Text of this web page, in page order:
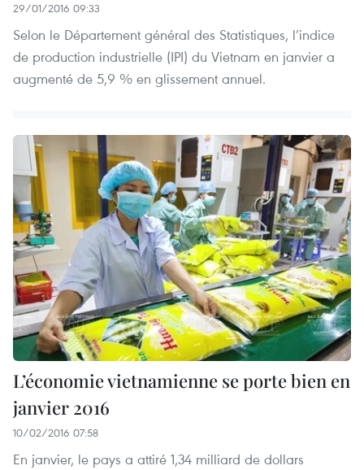
29/01/2016 09:33
Selon le Département général des Statistiques, l’indice
de production industrielle (IPI) du Vietnam en janvier a
augmenté de 5,9 % en glissement annuel.
L’économie vietnamienne se porte bien en
janvier 2016
10/02/2016 07:58
En janvier, le pays a attiré 1,34 milliard de dollars